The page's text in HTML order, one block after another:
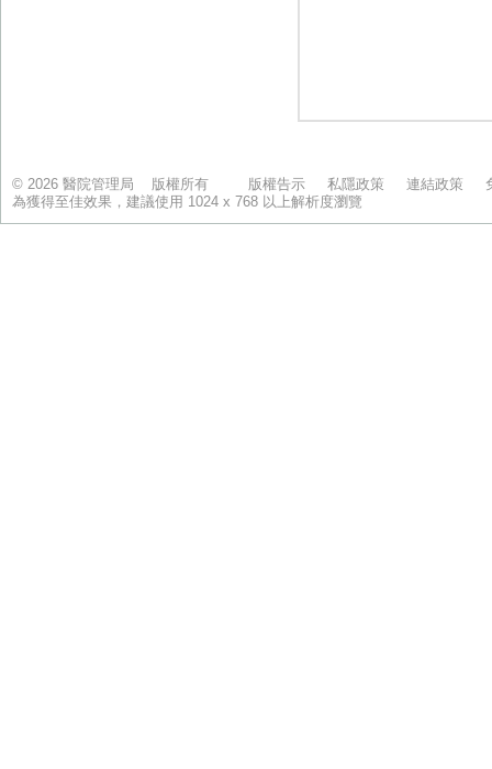
© 2026 醫院管理局 版權所有 版權告示 私隱政策 連結政策
為獲得至佳效果，建議使用 1024 x 768 以上解析度瀏覽